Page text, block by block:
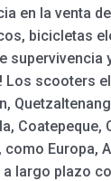
en la venta
bicicletas
supervivencia
Los scooters
Coatepeque,
Europa,
largo plazo